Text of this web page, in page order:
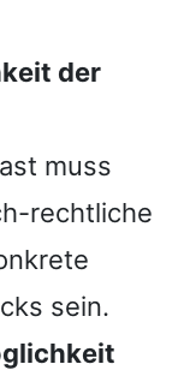
der
muss
rechtliche
sein.